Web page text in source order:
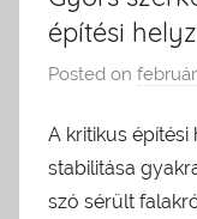
építési
Posted on
A kritikus építési
stabilitása
szó sérült